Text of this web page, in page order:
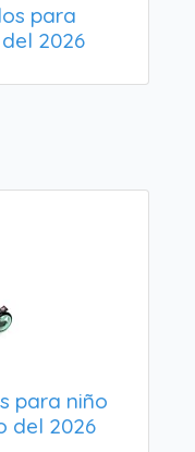
para
2026
para niño
del 2026